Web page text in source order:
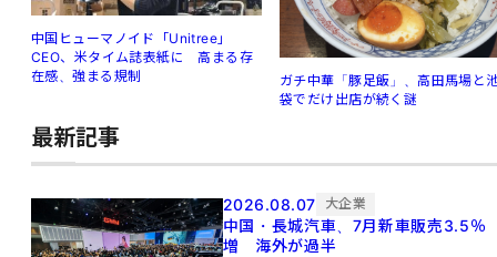
中国ヒューマノイド「Unitree」
CEO、米タイム誌表紙に 高まる存
在感、強まる規制
ガチ中華「豚足飯」、高田馬場と
袋でだけ出店が続く謎
最新記事
2026.08.07 大企業
中国・長城汽車、7月新車販売3.5％
増 海外が過半